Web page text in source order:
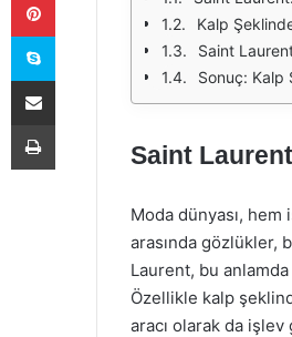
Kalp
Saint
Sonuç: Kalp
Saint
Moda dünyası,
arasında gözlükler,
Laurent, bu
Özellikle kalp
aracı olarak da
Skype
E-Posta ile paylaş